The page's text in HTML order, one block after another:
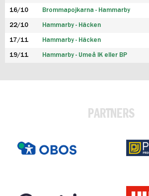
16/10 Brommapojkarna - Hammarby
22/10 Hammarby - Häcken
17/11 Hammarby - Häcken
19/11 Hammarby - Umeå IK eller BP
PARTNERS